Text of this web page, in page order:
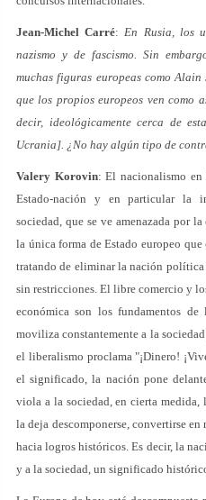
Jean-Michel Carré:En Rusia, los
nazismo y de fascismo. Sin
muchas figuras europeas como
que los propios europeos ven como
decir, ideológicamente cerca de
Ucrania]. ¿No hay algún tipo de
Valery Korovin: El nacionalismo en
Estado-nación y en particular la
sociedad, que se ve amenazada por
la única forma de Estado europeo
tratando de eliminar la nación
sin restricciones. El libre comercio y
económica son los fundamentos
moviliza constantemente a la
el liberalismo proclama "¡Dinero!
el significado, la nación pone
viola a la sociedad, en cierta medida,
la deja descomponerse, convertirse
hacia logros históricos. Es decir, la
y a la sociedad, un significado